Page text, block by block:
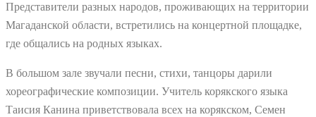
Представители разных народов, проживающих на территории
Магаданской области, встретились на концертной площадке,
где общались на родных языках.
В большом зале звучали песни, стихи, танцоры дарили
хореографические композиции. Учитель корякского языка
Таисия Канина приветствовала всех на корякском, Семен